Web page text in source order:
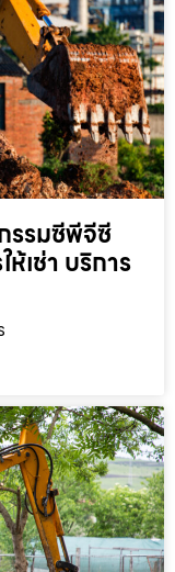
รรมซีพีจีซี
เช่า บริการ